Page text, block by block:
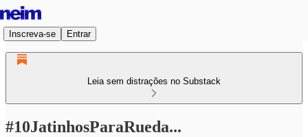
Inscreva-se Entrar
Leia sem distrações no Substack
#10JatinhosParaRueda...